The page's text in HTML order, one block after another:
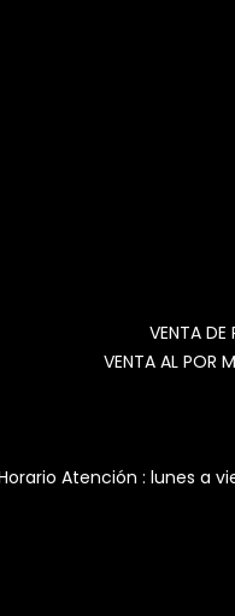
VENTA DE
VENTA AL POR
Atención : lunes a